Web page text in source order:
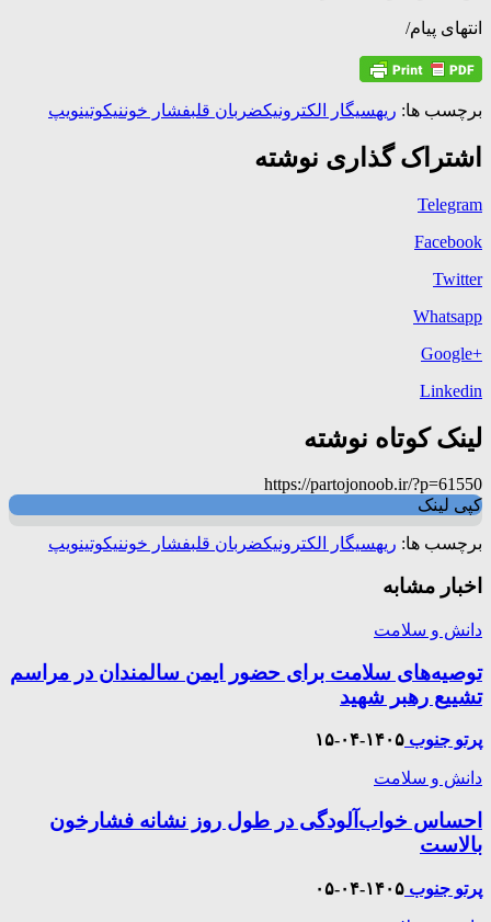
انتهای پیام/
برچسب ها: ریهسیگار الکترونیکضربان قلبفشار خوننیکوتینویپ
اشتراک گذاری نوشته
Telegram
Facebook
Twitter
Whatsapp
+Google
Linkedin
لینک کوتاه نوشته
https://partojonoob.ir/?p=61550
کپی لینک
برچسب ها: ریهسیگار الکترونیکضربان قلبفشار خوننیکوتینویپ
اخبار مشابه
دانش و سلامت
توصیه‌های سلامت برای حضور ایمن سالمندان در مراسم
تشییع رهبر شهید
پرتو جنوب ۱۴۰۵-۰۴-۱۵
دانش و سلامت
احساس خواب‌آلودگی در طول روز نشانه فشارخون
بالاست
پرتو جنوب ۱۴۰۵-۰۴-۰۵